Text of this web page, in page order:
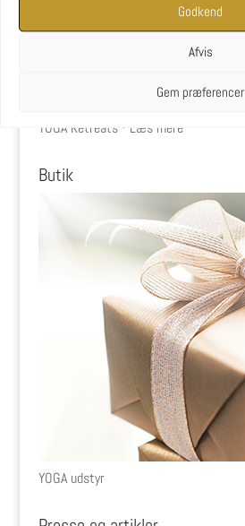
Godkend
Afvis
Gem præferencer
YOGA Retreats - Læs mere
Butik
YOGA udstyr